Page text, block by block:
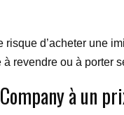
d’acheter une
revendre ou à porter
à un